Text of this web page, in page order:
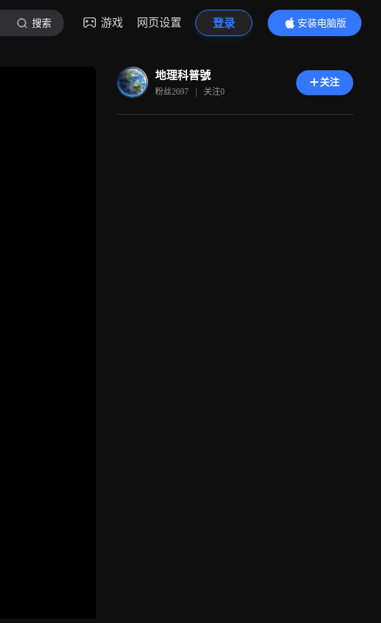
搜索 游戏 网页设置 登录
安装电脑版
内容更精彩
地理科普號
粉丝2697 | 关注0
关注